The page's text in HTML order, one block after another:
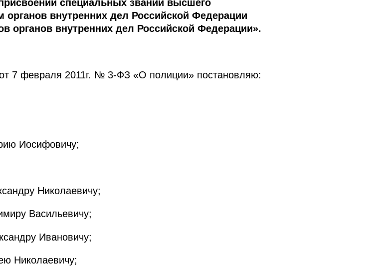
специальных званий высшего
органов внутренних дел Российской Федерации
органов внутренних дел Российской Федерации».
7 февраля 2011г. № 3-ФЗ «О полиции» постановляю:
Иосифовичу;
Николаевичу;
Васильевичу;
Ивановичу;
Николаевичу;